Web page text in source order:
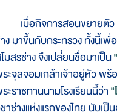
เมื่อกิจการสอนขยายตัว แ
ง มาขึ้นกับกระทรวง ทั้งนี้เ
มสรช่าง จึงเปลี่ยนชื่อมาเป็น
ะจุลจอมเกล้าเจ้าอยู่หัว พร้
ะราชทานนามโรงเรียนนี้ว่า"
าช่างแห่งแรกของไทย นับเ